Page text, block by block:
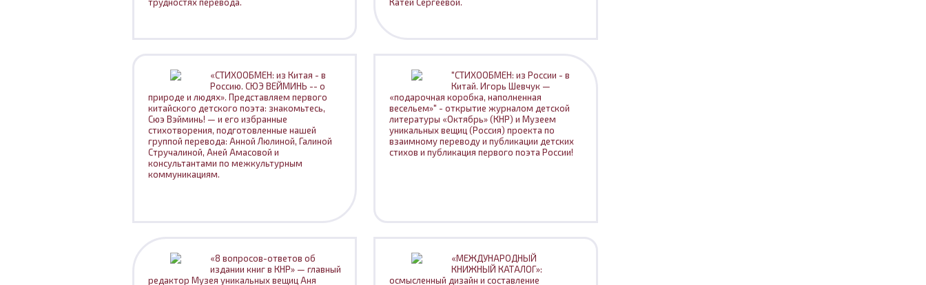
«СТИХООБМЕН: из Китая - в
Россию. СЮЭ ВЕЙМИНЬ -- о
природе и людях». Представляем первого
китайского детского поэта: знакомьтесь,
Сюэ Вэйминь! — и его избранные
стихотворения, подготовленные нашей
группой перевода: Анной Люлиной, Галиной
Стручалиной, Аней Амасовой и
консультантами по межкультурным
коммуникациям.
"СТИХООБМЕН: из России - в
Китай. Игорь Шевчук —
«подарочная коробка, наполненная
весельем»" - открытие журналом детской
литературы «Октябрь» (КНР) и Музеем
уникальных вещиц (Россия) проекта по
взаимному переводу и публикации детских
стихов и публикация первого поэта России!
«8 вопросов-ответов об
издании книг в КНР» — главный
редактор Музея уникальных вещиц Аня
«МЕЖДУНАРОДНЫЙ
КНИЖНЫЙ КАТАЛОГ»:
осмысленный дизайн и составление